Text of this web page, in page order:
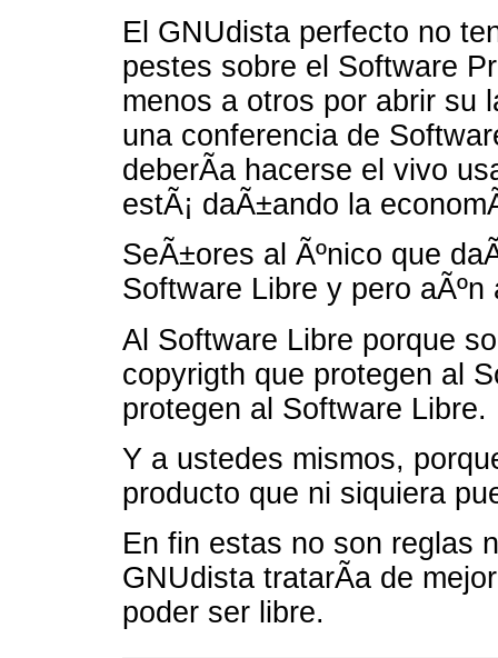
El GNUdista perfecto no
pestes sobre el Software
menos a otros por abrir su
una conferencia de
deberÃ­a hacerse el vivo
estÃ¡ daÃ±ando la
SeÃ±ores al Ãºnico que
Software Libre y pero
Al Software Libre porque
copyrigth que protegen al
protegen al Software Libre.
Y a ustedes mismos,
producto que ni siquiera
En fin estas no son reglas
GNUdista tratarÃ­a de
poder ser libre.